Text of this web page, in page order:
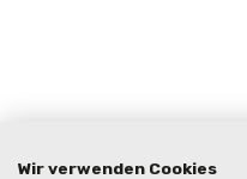
Wir verwenden Cookies